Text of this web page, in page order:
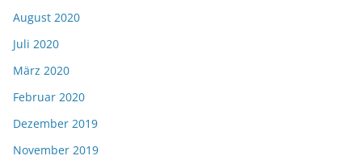
August 2020
Juli 2020
März 2020
Februar 2020
Dezember 2019
November 2019